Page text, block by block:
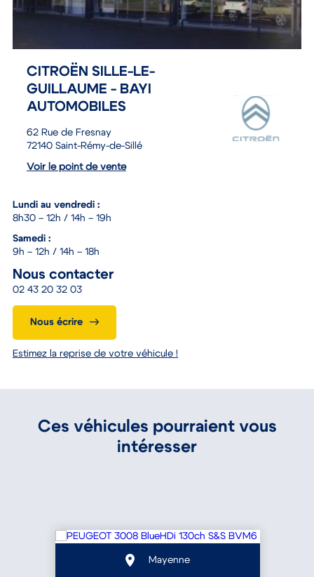
CITROËN SILLE-LE-
GUILLAUME - BAYI
AUTOMOBILES
62 Rue de Fresnay
72140 Saint-Rémy-de-Sillé
Voir le point de vente
Lundi au vendredi :
8h30 – 12h / 14h – 19h
Samedi :
9h – 12h / 14h – 18h
Nous contacter
02 43 20 32 03
Nous écrire
Estimez la reprise de votre véhicule !
Ces véhicules pourraient vous
intéresser
Mayenne